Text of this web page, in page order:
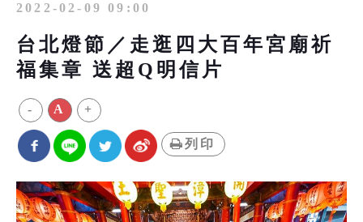
2022-02-09 09:00
台北燈節／走逛四大百年宮廟祈
福集章 送超Q明信片
- A +
列印